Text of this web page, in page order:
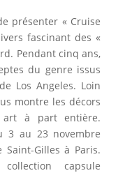
présenter « Cruise
fascinant des «
Pendant cinq ans,
du genre issus
Los Angeles. Loin
montre les décors
art à part entière.
3 au 23 novembre
Saint-Gilles à Paris.
capsule